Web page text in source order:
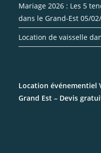
Mariage 2026 : Les 5
dans le Grand-Est 05/
Location de vaisselle
Location événementiel
Grand Est – Devis